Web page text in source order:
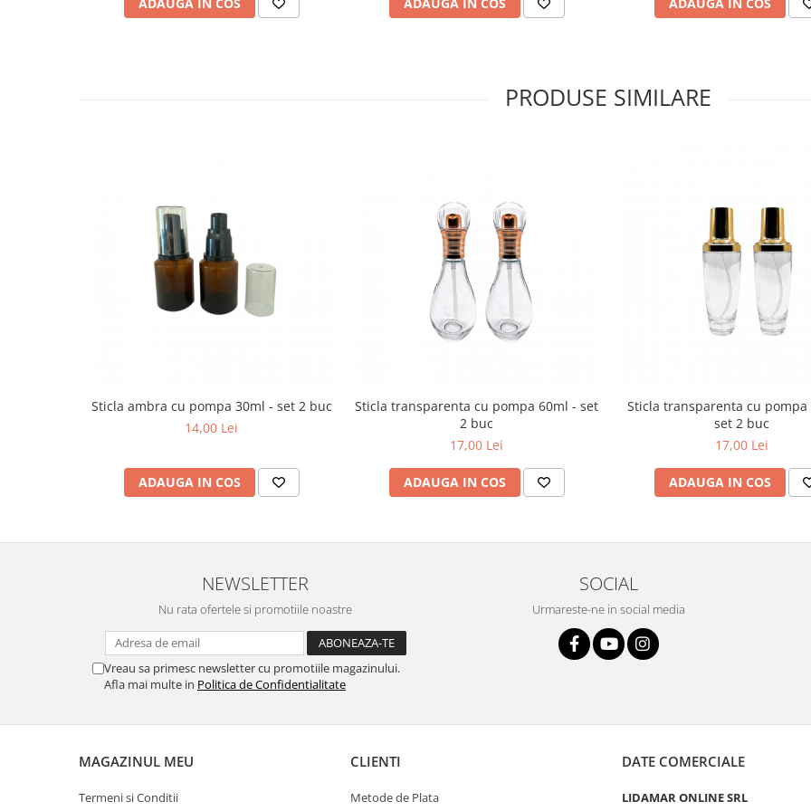
PRODUSE SIMILARE
Sticla ambra cu pompa 30ml - set 2 buc
14,00 Lei
ADAUGA IN COS
Sticla transparenta cu pompa 60ml - set
2 buc
17,00 Lei
ADAUGA IN COS
Sticla transparenta cu pompa
set 2 buc
17,00 Lei
ADAUGA IN COS
NEWSLETTER
Nu rata ofertele si promotiile noastre
Vreau sa primesc newsletter cu promotiile magazinului.
Afla mai multe in Politica de Confidentialitate
SOCIAL
Urmareste-ne in social media
MAGAZINUL MEU
Termeni si Conditii
CLIENTI
Metode de Plata
DATE COMERCIALE
LIDAMAR ONLINE SRL